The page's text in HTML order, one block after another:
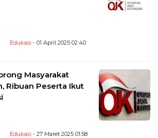
Edukasi - 01 April 2025 02:40
Masyarakat
Ribuan Peserta Ikut
Edukasi - 27 Maret 2025 01:58